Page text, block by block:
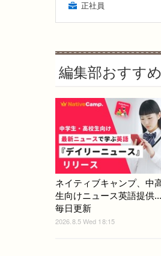
正社員
編集部おすす
ネイティブキャンプ、中
生向けニュース英語提供...
毎日更新
2026.8.5 Wed 18:15